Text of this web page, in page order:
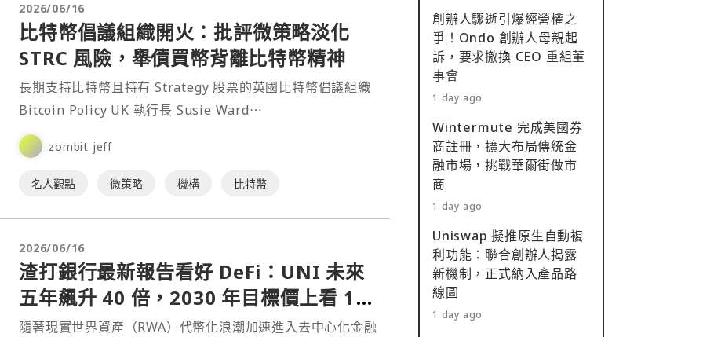
2026/06/16
比特幣倡議組織開火：批評微策略淡化
STRC 風險，舉債買幣背離比特幣精神
長期支持比特幣且持有 Strategy 股票的英國比特幣倡議組織
Bitcoin Policy UK 執行長 Susie Ward⋯
zombit jeff
名人觀點 微策略 機構 比特幣
2026/06/16
渣打銀行最新報告看好 DeFi：UNI 未來
五年飆升 40 倍，2030 年目標價上看 100
美元
隨著現實世界資產（RWA）代幣化浪潮加速進入去中心化金融
創辦人驟逝引爆經營權之
爭！Ondo 創辦人母親起
訴，要求撤換 CEO 重組董
事會
1 day ago
Wintermute 完成美國券
商註冊，擴大布局傳統金
融市場，挑戰華爾街做市
商
1 day ago
Uniswap 擬推原生自動複
利功能：聯合創辦人揭露
新機制，正式納入產品路
線圖
1 day ago